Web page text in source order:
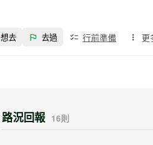
想去 去過 行前準備 更
路況回報 16則